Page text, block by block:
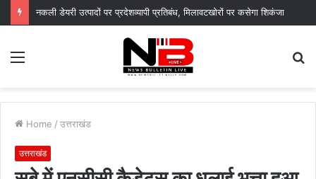
नकली डेयरी उत्पादों पर प्रदेशव्यापी प्रतिबंध, मिलावटखोरों पर कसेगा शिकंजा
Menu
Home / उत्तराखंड
उत्तराखंड